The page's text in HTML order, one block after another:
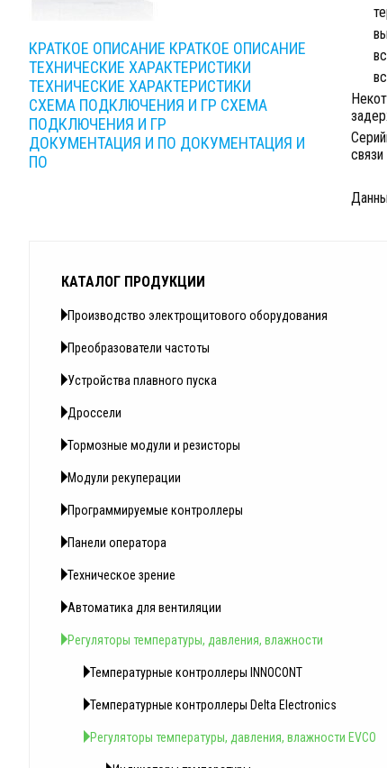
КРАТКОЕ ОПИСАНИЕ КРАТКОЕ ОПИСАНИЕ
ТЕХНИЧЕСКИЕ ХАРАКТЕРИСТИКИ
ТЕХНИЧЕСКИЕ ХАРАКТЕРИСТИКИ
СХЕМА ПОДКЛЮЧЕНИЯ И ГР СХЕМА
ПОДКЛЮЧЕНИЯ И ГР
ДОКУМЕНТАЦИЯ И ПО ДОКУМЕНТАЦИЯ И
ПО
КАТАЛОГ ПРОДУКЦИИ
Производство электрощитового оборудования
Преобразователи частоты
Устройства плавного пуска
Дроссели
Тормозные модули и резисторы
Модули рекуперации
Программируемые контроллеры
Панели оператора
Техническое зрение
Автоматика для вентиляции
Регуляторы температуры, давления, влажности
Температурные контроллеры INNOCONT
Температурные контроллеры Delta Electronics
Регуляторы температуры, давления, влажности EVCO